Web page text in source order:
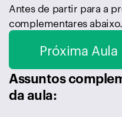
Antes de partir para a
complementares abaixo.
Próxima Aula
Assuntos
da aula: